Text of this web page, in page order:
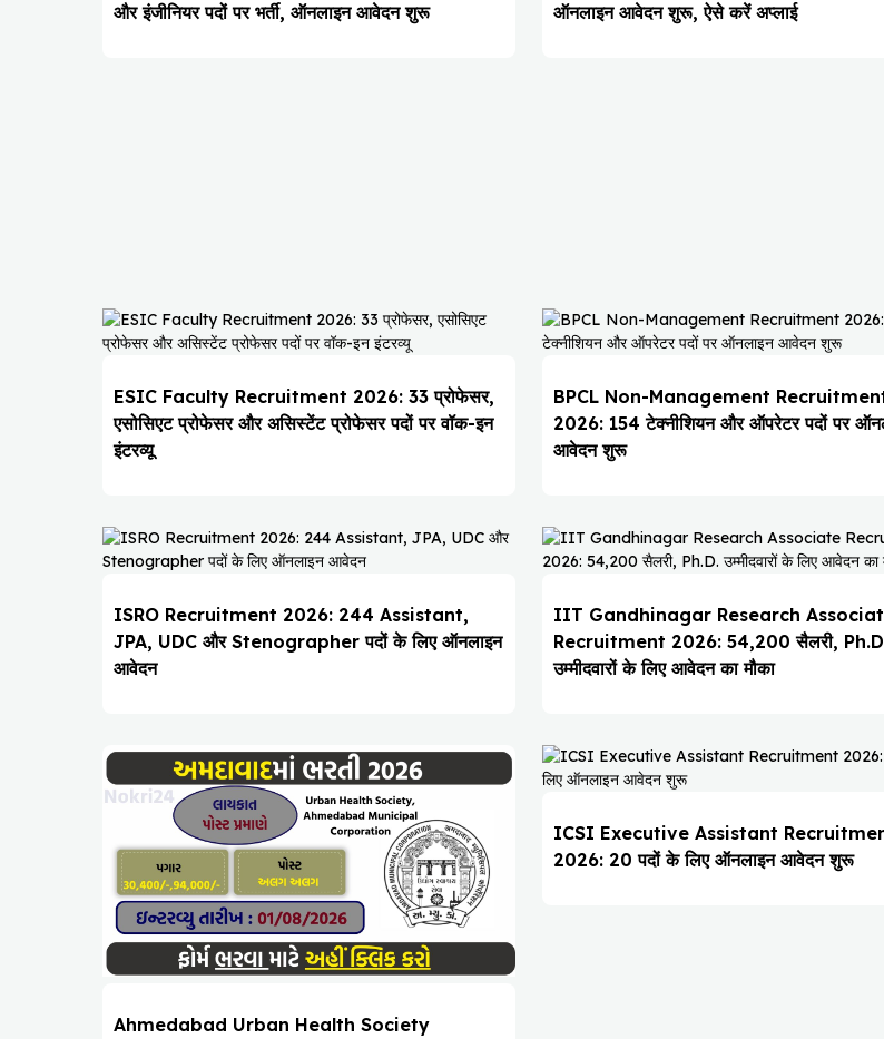
और इंजीनियर पदों पर भर्ती, ऑनलाइन आवेदन शुरू
ऑनलाइन आवेदन शुरू, ऐसे करें अप्लाई
ESIC Faculty Recruitment 2026: 33 प्रोफेसर,
एसोसिएट प्रोफेसर और असिस्टेंट प्रोफेसर पदों पर वॉक-इन
इंटरव्यू
BPCL Non-Management
2026: 154 टेक्नीशियन और ऑपरेटर पदों पर
आवेदन शुरू
ISRO Recruitment 2026: 244 Assistant,
JPA, UDC और Stenographer पदों के लिए ऑनलाइन
आवेदन
IIT Gandhinagar Research
Recruitment 2026: ₹54,200 सैलरी,
उम्मीदवारों के लिए आवेदन का मौका
Ahmedabad Urban Health Society
ICSI Executive Assistant
2026: 20 पदों के लिए ऑनलाइन आवेदन शुरू